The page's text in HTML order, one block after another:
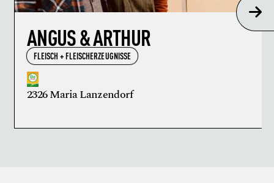
ANGUS & ARTHUR
FLEISCH + FLEISCHERZEUGNISSE
2326 Maria Lanzendorf